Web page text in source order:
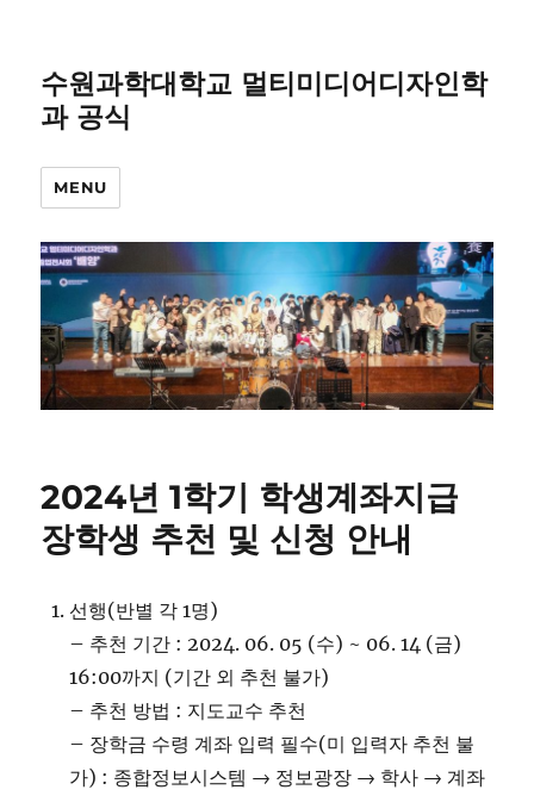
수원과학대학교 멀티미디어디자인학
과 공식
MENU
2024년 1학기 학생계좌지급
장학생 추천 및 신청 안내
선행(반별 각 1명)
– 추천 기간 : 2024. 06. 05 (수) ~ 06. 14 (금)
16:00까지 (기간 외 추천 불가)
– 추천 방법 : 지도교수 추천
– 장학금 수령 계좌 입력 필수(미 입력자 추천 불
가) : 종합정보시스템 → 정보광장 → 학사 → 계좌